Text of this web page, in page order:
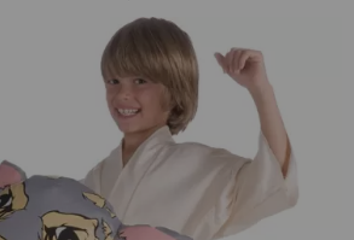
disfracestuyyo.compodrás realizar tus
nuestra tienda virtual, revisar el estado de tus
tus operaciones anteriores.
Te estabamos esperando.
CUENTA